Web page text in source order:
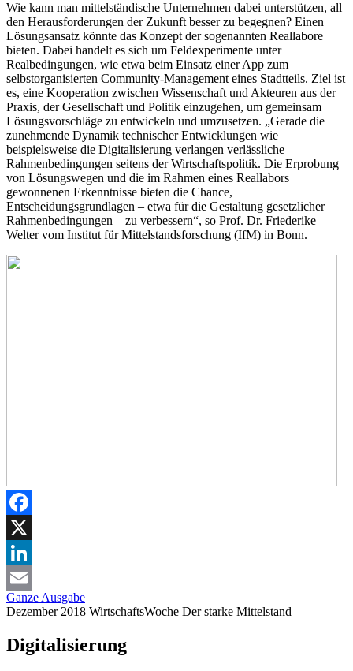
Wie kann man mittelständische Unternehmen dabei unterstützen, all
den Herausforderungen der Zukunft besser zu begegnen? Einen
Lösungsansatz könnte das Konzept der sogenannten Reallabore
bieten. Dabei handelt es sich um Feldexperimente unter
Realbedingungen, wie etwa beim Einsatz einer App zum
selbstorganisierten Community-Management eines Stadtteils. Ziel ist
es, eine Kooperation zwischen Wissenschaft und Akteuren aus der
Praxis, der Gesellschaft und Politik einzugehen, um gemeinsam
Lösungsvorschläge zu entwickeln und umzusetzen. „Gerade die
zunehmende Dynamik technischer Entwicklungen wie
beispielsweise die Digitalisierung verlangen verlässliche
Rahmenbedingungen seitens der Wirtschaftspolitik. Die Erprobung
von Lösungswegen und die im Rahmen eines Reallabors
gewonnenen Erkenntnisse bieten die Chance,
Entscheidungsgrundlagen – etwa für die Gestaltung gesetzlicher
Rahmenbedingungen – zu verbessern“, so Prof. Dr. Friederike
Welter vom Institut für Mittelstandsforschung (IfM) in Bonn.
Facebook
X
LinkedIn
Email
Ganze Ausgabe
Dezember 2018 WirtschaftsWoche Der starke Mittelstand
Digitalisierung